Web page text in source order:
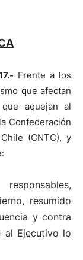
Frente a los
que afectan
aquejan al
Confederación
(CNTC), y
resumido
y contra
al Ejecutivo lo